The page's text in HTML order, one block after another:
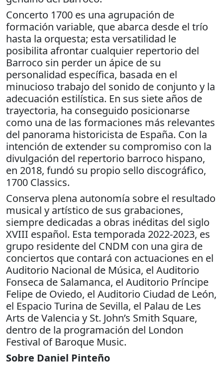
Concerto 1700 es una agrupación de
formación variable, que abarca desde el trío
hasta la orquesta; esta versatilidad le
posibilita afrontar cualquier repertorio del
Barroco sin perder un ápice de su
personalidad específica, basada en el
minucioso trabajo del sonido de conjunto y la
adecuación estilística. En sus siete años de
trayectoria, ha conseguido posicionarse
como una de las formaciones más relevantes
del panorama historicista de España. Con la
intención de extender su compromiso con la
divulgación del repertorio barroco hispano,
en 2018, fundó su propio sello discográfico,
1700 Classics.
Conserva plena autonomía sobre el resultado
musical y artístico de sus grabaciones,
siempre dedicadas a obras inéditas del siglo
XVIII español. Esta temporada 2022-2023, es
grupo residente del CNDM con una gira de
conciertos que contará con actuaciones en el
Auditorio Nacional de Música, el Auditorio
Fonseca de Salamanca, el Auditorio Príncipe
Felipe de Oviedo, el Auditorio Ciudad de León,
el Espacio Turina de Sevilla, el Palau de Les
Arts de Valencia y St. John’s Smith Square,
dentro de la programación del London
Festival of Baroque Music.
Sobre Daniel Pinteño